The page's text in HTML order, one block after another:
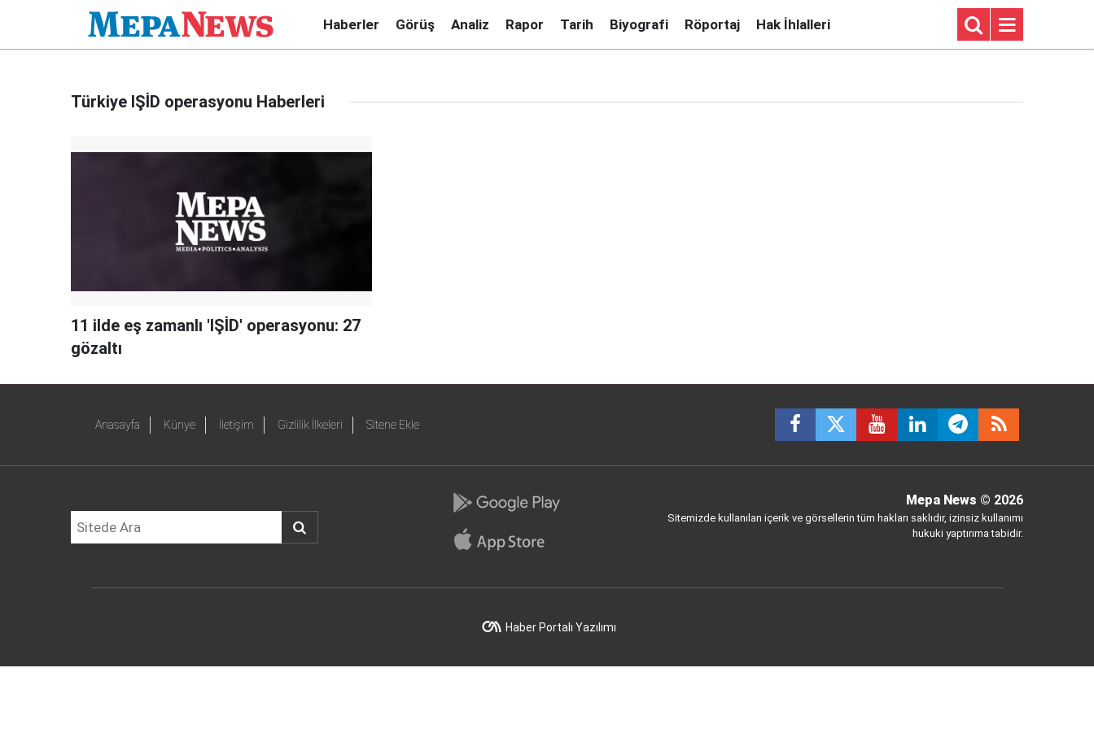
Haberler Görüş Analiz Rapor Tarih Biyografi Röportaj Hak İhlalleri
Türkiye IŞİD operasyonu Haberleri
11 ilde eş zamanlı 'IŞİD' operasyonu: 27
gözaltı
Anasayfa Künye İletişim Gizlilik İlkeleri Sitene Ekle
Mepa News © 2026
Sitemizde kullanılan içerik ve görsellerin tüm hakları saklıdır, izinsiz kullanımı
hukuki yaptırıma tabidir.
Haber Portalı Yazılımı